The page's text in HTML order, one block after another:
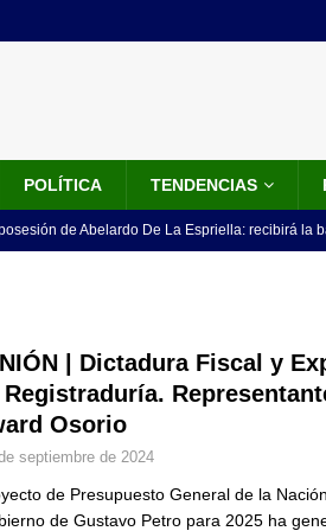
POLÍTICA TENDENCIAS
de Abelardo De La Espriella: recibirá la
no asistirá a la posesión de Abelardo de la
LO ÚLTIMO
detrás de la banda presidencial que portará
de un sastre colombiano reconocido en el
Fiscalía amplía investigación por presunto
| Dictadura Fiscal y
Osorio
septiembre de 2024
de Presupuesto General de la
de Gustavo Petro para 2025 ha